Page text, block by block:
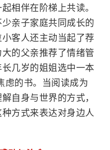
相伴在阶梯上共读。
亲子家庭共同成长的
客人还主动当起了荐
的父亲推荐了情绪管
几岁的姐姐选中一本
虑的书。当阅读成为
自身与世界的方式，
方式来表达对身边人